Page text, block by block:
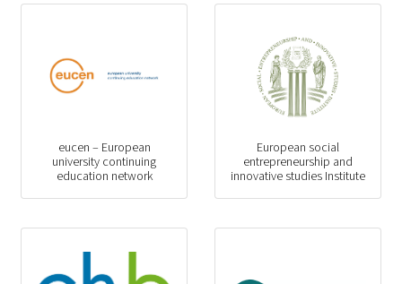
eucen – European
university continuing
education network
European social
entrepreneurship and
innovative studies Institute